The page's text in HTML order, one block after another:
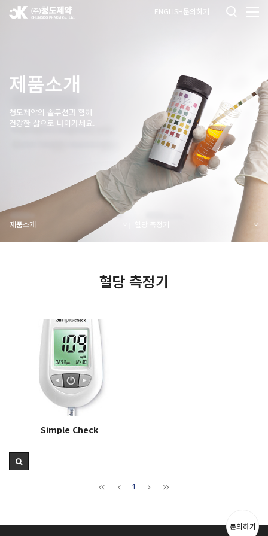
ENGLISH문의하기
제품소개
청도제약의 솔루션과 함께
건강한 삶으로 나아가세요.
제품소개
혈당 측정기
문의하기
Simple Check
1